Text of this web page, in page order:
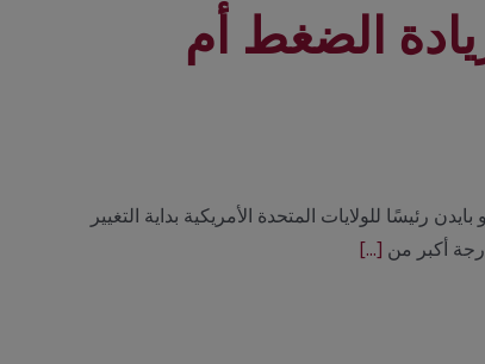
الضغط أم
رئيسًا للولايات المتحدة الأمريكية بداية التغيير
أكبر من [...]